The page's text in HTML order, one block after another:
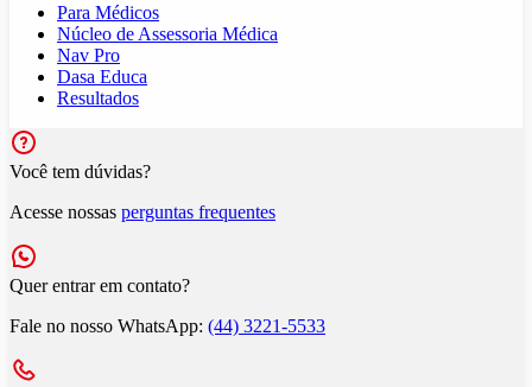
Para Médicos
Núcleo de Assessoria Médica
Nav Pro
Dasa Educa
Resultados
Você tem dúvidas?
Acesse nossas perguntas frequentes
Quer entrar em contato?
Fale no nosso WhatsApp: (44) 3221-5533